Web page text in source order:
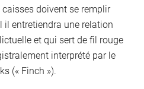
doivent se remplir
il entretiendra une relation
et qui sert de fil rouge
interprété par le
(« Finch »).